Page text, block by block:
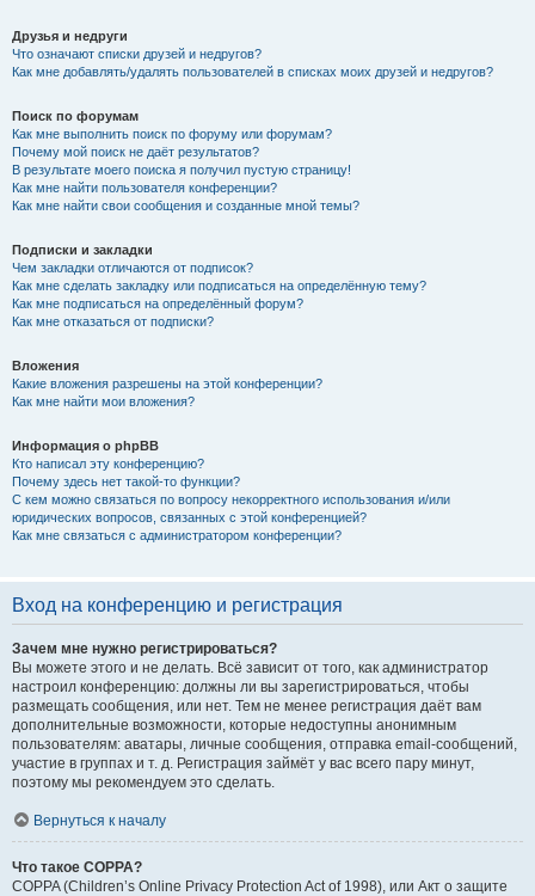
Друзья и недруги
Что означают списки друзей и недругов?
Как мне добавлять/удалять пользователей в списках моих друзей и недругов?
Поиск по форумам
Как мне выполнить поиск по форуму или форумам?
Почему мой поиск не даёт результатов?
В результате моего поиска я получил пустую страницу!
Как мне найти пользователя конференции?
Как мне найти свои сообщения и созданные мной темы?
Подписки и закладки
Чем закладки отличаются от подписок?
Как мне сделать закладку или подписаться на определённую тему?
Как мне подписаться на определённый форум?
Как мне отказаться от подписки?
Вложения
Какие вложения разрешены на этой конференции?
Как мне найти мои вложения?
Информация о phpBB
Кто написал эту конференцию?
Почему здесь нет такой-то функции?
С кем можно связаться по вопросу некорректного использования и/или
юридических вопросов, связанных с этой конференцией?
Как мне связаться с администратором конференции?
Вход на конференцию и регистрация
Зачем мне нужно регистрироваться?
Вы можете этого и не делать. Всё зависит от того, как администратор
настроил конференцию: должны ли вы зарегистрироваться, чтобы
размещать сообщения, или нет. Тем не менее регистрация даёт вам
дополнительные возможности, которые недоступны анонимным
пользователям: аватары, личные сообщения, отправка email-сообщений,
участие в группах и т. д. Регистрация займёт у вас всего пару минут,
поэтому мы рекомендуем это сделать.
Вернуться к началу
Что такое COPPA?
COPPA (Children’s Online Privacy Protection Act of 1998), или Акт о защите